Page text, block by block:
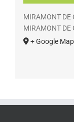
MIRAMONT DE
MIRAMONT DE
+ Google Map